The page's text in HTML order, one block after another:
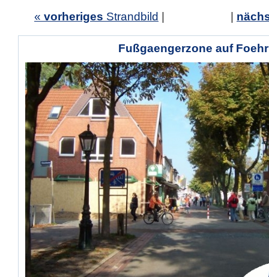
« vorheriges Strandbild
Fußgaengerzone auf Foehr